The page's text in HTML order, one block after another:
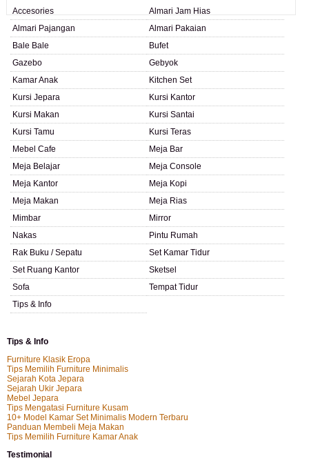
Accesories
Almari Jam Hias
Almari Pajangan
Almari Pakaian
Bale Bale
Bufet
Gazebo
Gebyok
Kamar Anak
Kitchen Set
Kursi Jepara
Kursi Kantor
Kursi Makan
Kursi Santai
Kursi Tamu
Kursi Teras
Mebel Cafe
Meja Bar
Meja Belajar
Meja Console
Meja Kantor
Meja Kopi
Meja Makan
Meja Rias
Mimbar
Mirror
Nakas
Pintu Rumah
Rak Buku / Sepatu
Set Kamar Tidur
Set Ruang Kantor
Sketsel
Sofa
Tempat Tidur
Tips & Info
Tips & Info
Furniture Klasik Eropa
Tips Memilih Furniture Minimalis
Sejarah Kota Jepara
Sejarah Ukir Jepara
Mebel Jepara
Tips Mengatasi Furniture Kusam
10+ Model Kamar Set Minimalis Modern Terbaru
Panduan Membeli Meja Makan
Tips Memilih Furniture Kamar Anak
Testimonial